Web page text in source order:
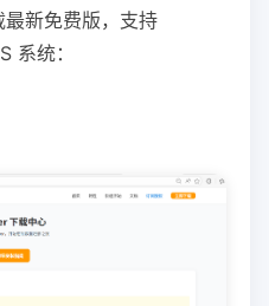
新免费版，支持
系统：